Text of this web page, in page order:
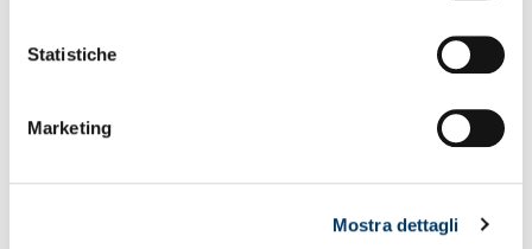
Statistiche
Marketing
Mostra dettagli
SMALTATO